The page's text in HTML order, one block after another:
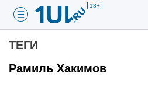
18+
ТЕГИ
Рамиль Хакимов